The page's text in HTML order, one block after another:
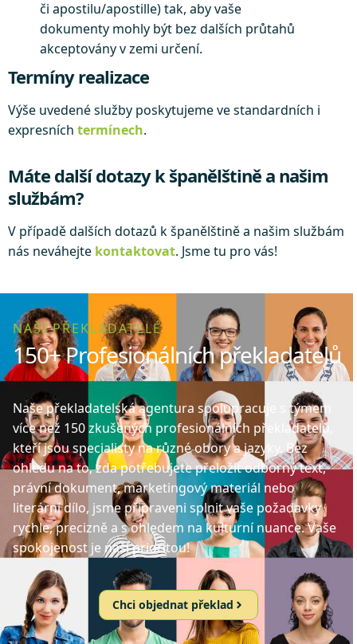
či apostilu/apostille) tak, aby vaše
dokumenty mohly být bez dalších průtahů
akceptovány v zemi určení.
Termíny realizace
Výše uvedené služby poskytujeme ve standardních i
expresních termínech.
Máte další dotazy k španělštině a našim
službám?
V případě dalších dotazů k španělštině a našim službám
nás neváhejte kontaktovat. Jsme tu pro vás!
NAŠI PŘEKLADATELÉ
150+ Profesionálních překladatelů
Naše překladatelská agentura spolupracuje s týmem
více než 150 zkušených profesionálních překladatelů,
kteří jsou specialisty na různé obory a jazyky. Bez
ohledu na to, zda potřebujete přeložit odborný text,
právní dokument, marketingový materiál nebo
literární dílo, jsme připraveni splnit vaše požadavky
rychle, precizně a s ohledem na kulturní nuance. Vaše
spokojenost je naší prioritou!
Chci objednat překlad